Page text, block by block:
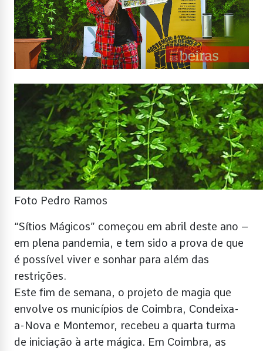
Foto Pedro Ramos
“Sítios Mágicos” começou em abril deste ano –
em plena pandemia, e tem sido a prova de que
é possível viver e sonhar para além das
restrições.
Este fim de semana, o projeto de magia que
envolve os municípios de Coimbra, Condeixa-
a-Nova e Montemor, recebeu a quarta turma
de iniciação à arte mágica. Em Coimbra, as